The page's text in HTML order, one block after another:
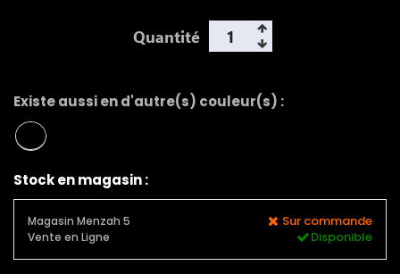
Quantité
Existe aussi en d'autre(s) couleur(s) :
Stock en magasin :
Magasin Menzah 5 Sur commande
Vente en Ligne Disponible